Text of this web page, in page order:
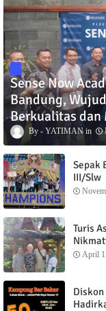
Sense Now
Bandung,
Berkualitas dan
YATIMAN
Sepak
III/Slw
Turis
April
Diskon